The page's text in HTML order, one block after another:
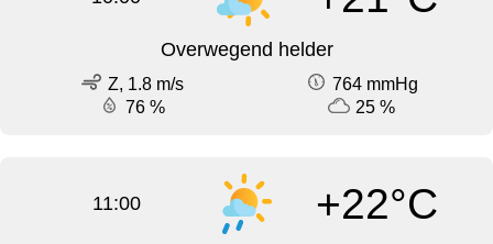
Overwegend helder
Z, 1.8 m/s
764 mmHg
76 %
25 %
11:00 +22°C